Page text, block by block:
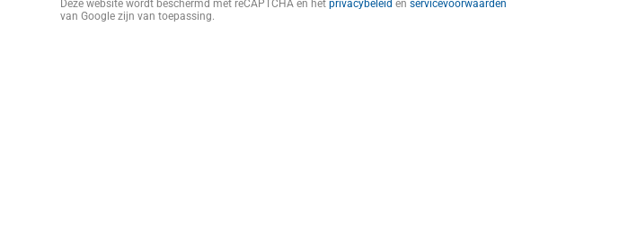
Deze website wordt beschermd met reCAPTCHA en het privacybeleid en servicevoorwaarden
van Google zijn van toepassing.